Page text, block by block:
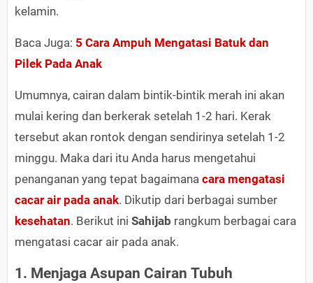
kelamin.
Baca Juga: 5 Cara Ampuh Mengatasi Batuk dan
Pilek Pada Anak
Umumnya, cairan dalam bintik-bintik merah ini akan
mulai kering dan berkerak setelah 1-2 hari. Kerak
tersebut akan rontok dengan sendirinya setelah 1-2
minggu. Maka dari itu Anda harus mengetahui
penanganan yang tepat bagaimana cara mengatasi
cacar air pada anak. Dikutip dari berbagai sumber
kesehatan. Berikut ini Sahijab rangkum berbagai cara
mengatasi cacar air pada anak.
1. Menjaga Asupan Cairan Tubuh